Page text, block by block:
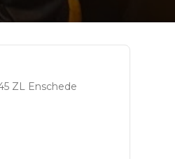
ZL Enschede